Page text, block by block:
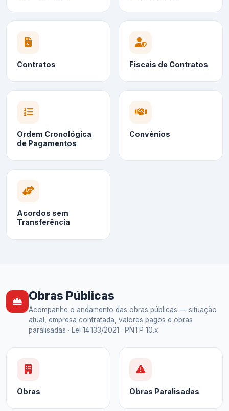
Contratos Fiscais de Contratos
Ordem Cronológica
de Pagamentos
Convênios
Acordos sem
Transferência
Obras Públicas
Acompanhe o andamento das obras públicas — situação
atual, empresa contratada, valores pagos e obras
paralisadas · Lei 14.133/2021 · PNTP 10.x
Obras Obras Paralisadas